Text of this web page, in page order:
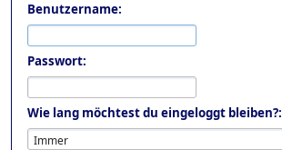
Benutzername:
Passwort:
Wie lang möchtest du eingeloggt bleiben?: